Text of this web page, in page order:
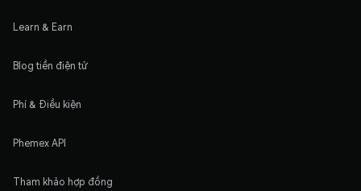
Learn & Earn
Blog tiền điện tử
Phí & Điều kiện
Phemex API
Tham khảo hợp đồng